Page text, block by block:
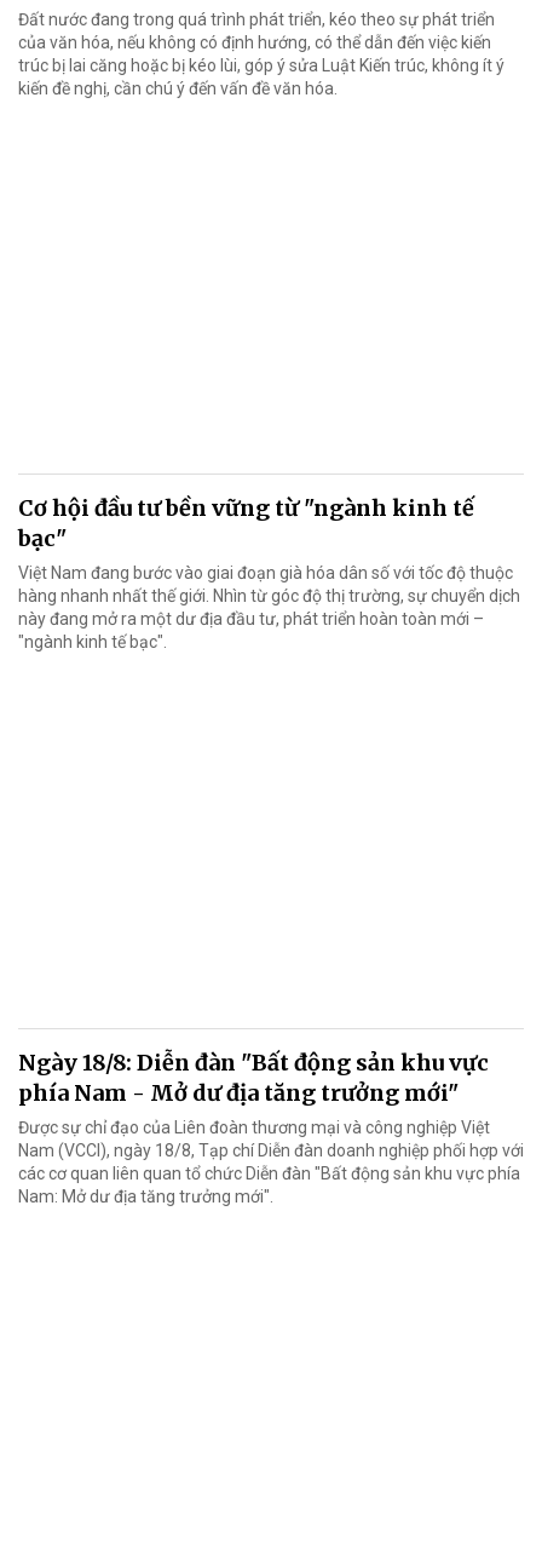
Đất nước đang trong quá trình phát triển, kéo theo sự phát triển
của văn hóa, nếu không có định hướng, có thể dẫn đến việc kiến
trúc bị lai căng hoặc bị kéo lùi, góp ý sửa Luật Kiến trúc, không ít ý
kiến đề nghị, cần chú ý đến vấn đề văn hóa.
Cơ hội đầu tư bền vững từ "ngành kinh tế
bạc"
Việt Nam đang bước vào giai đoạn già hóa dân số với tốc độ thuộc
hàng nhanh nhất thế giới. Nhìn từ góc độ thị trường, sự chuyển dịch
này đang mở ra một dư địa đầu tư, phát triển hoàn toàn mới –
"ngành kinh tế bạc".
Ngày 18/8: Diễn đàn "Bất động sản khu vực
phía Nam - Mở dư địa tăng trưởng mới"
Được sự chỉ đạo của Liên đoàn thương mại và công nghiệp Việt
Nam (VCCI), ngày 18/8, Tạp chí Diễn đàn doanh nghiệp phối hợp với
các cơ quan liên quan tổ chức Diễn đàn "Bất động sản khu vực phía
Nam: Mở dư địa tăng trưởng mới".